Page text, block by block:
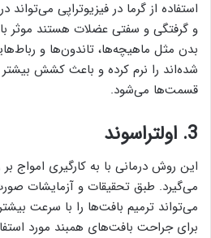
استفاده از گرما در فیزیوتراپی
و گرفتگی و سفتی عضلات هستند موثر
بدن مثل ماهیچه‌ها، تاندون‌ها و
شده‌اند را نرم کرده و باعث کشش
قسمت‌ها می‌شود.
3. اولتراسوند
این روش درمانی با به کارگیری
می‌گیرد. طبق تحقیقات و آزمایشات
می‌تواند ترمیم بافت‌ها را با سرعت
برای جراحت بافت‌های همبند مورد